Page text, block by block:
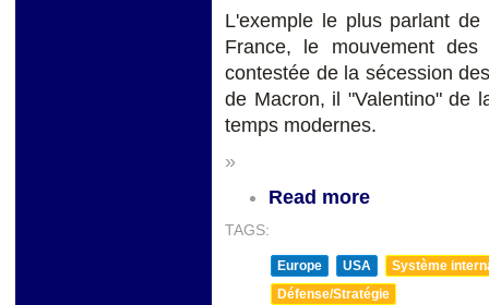
L'exemple le plus parlant
France, le mouvement
contestée de la sécession
de Macron, il "Valentino" de
temps modernes.
»
Read more
TAGS:
Europe USA
Système
Défense/Stratégie